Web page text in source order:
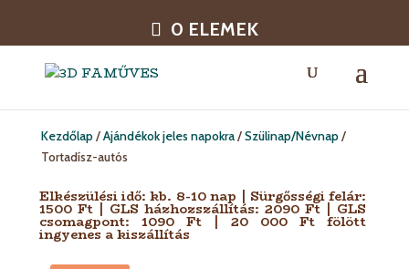
0 ELEMEK
Kezdőlap/Ajándékok jeles napokra/Szülinap/Névnap/
Tortadísz-autós
Elkészülési idő: kb. 8-10 nap | Sürgősségi felár:
1500 Ft | GLS házhozszállítás: 2090 Ft | GLS
csomagpont: 1090 Ft | 20 000 Ft fölött
ingyenes a kiszállítás